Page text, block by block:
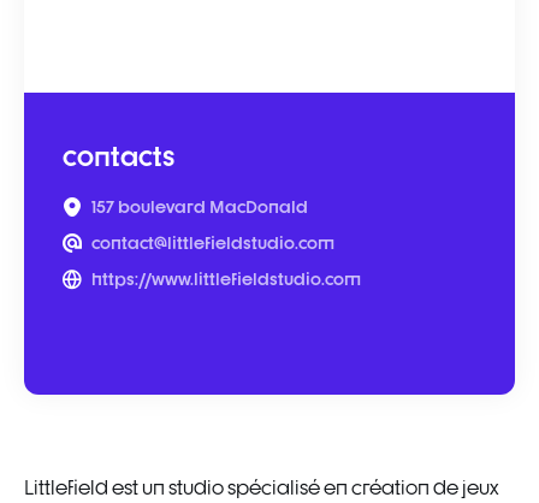
contacts
157 boulevard MacDonald
contact@littlefieldstudio.com
https://www.littlefieldstudio.com
Littlefield est un studio spécialisé en création de jeux